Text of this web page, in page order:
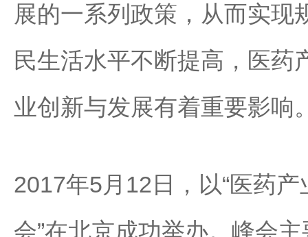
展的一系列政策，从而实现
民生活水平不断提高，医药
业创新与发展有着重要影响
2017年5月12日，以“医药
会”在北京成功举办。峰会